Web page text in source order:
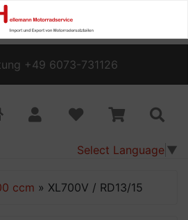
+49 6073-731126
Select Language ▼
ccm » XL700V / RD13/15